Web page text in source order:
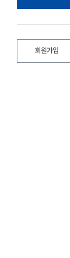
회원가입